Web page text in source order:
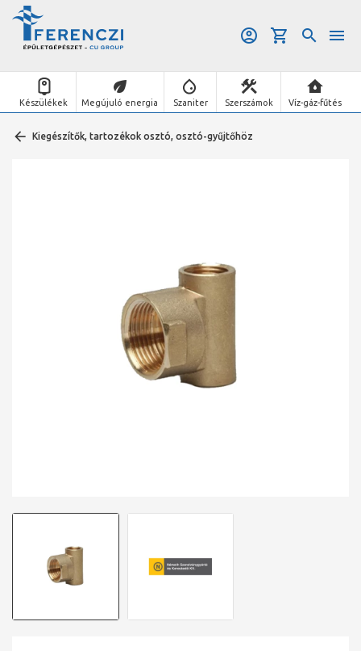
Készülékek Megújuló energia Szaniter Szerszámok Víz-gáz-fűtés
Kiegészítők, tartozékok osztó, osztó-gyűjtőhöz